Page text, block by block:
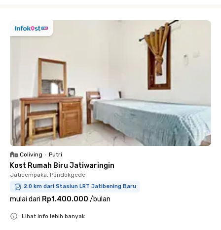
Coliving • Putri
Kost Rumah Biru Jatiwaringin
Jaticempaka, Pondokgede
2.0 km dari Stasiun LRT Jatibening Baru
mulai dari Rp1.400.000 /bulan
Lihat info lebih banyak